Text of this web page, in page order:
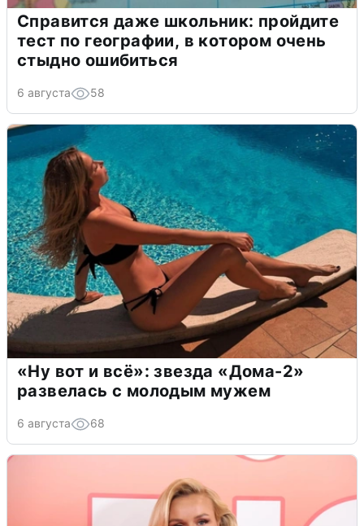
Справится даже школьник: пройдите
тест по географии, в котором очень
стыдно ошибиться
6 августа 58
«Ну вот и всё»: звезда «Дома-2»
развелась с молодым мужем
6 августа 68